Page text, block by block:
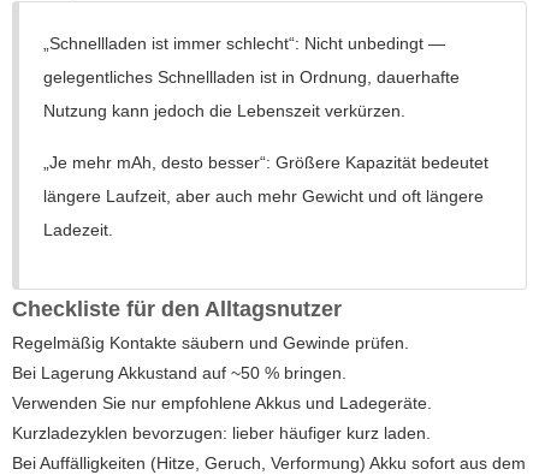
„Schnellladen ist immer schlecht“: Nicht unbedingt —
gelegentliches Schnellladen ist in Ordnung, dauerhafte
Nutzung kann jedoch die Lebenszeit verkürzen.
„Je mehr mAh, desto besser“: Größere Kapazität bedeutet
längere Laufzeit, aber auch mehr Gewicht und oft längere
Ladezeit.
Checkliste für den Alltagsnutzer
Regelmäßig Kontakte säubern und Gewinde prüfen.
Bei Lagerung Akkustand auf ~50 % bringen.
Verwenden Sie nur empfohlene Akkus und Ladegeräte.
Kurzladezyklen bevorzugen: lieber häufiger kurz laden.
Bei Auffälligkeiten (Hitze, Geruch, Verformung) Akku sofort aus dem